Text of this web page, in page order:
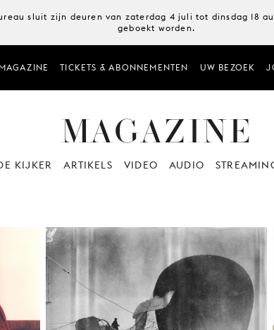
sluit zijn deuren van zaterdag 4 juli tot dinsdag 18
geboekt worden.
MAGAZINE TICKETS & ABONNEMENTEN UW BEZOEK
MAGAZINE
KIJKER ARTIKELS VIDEO AUDIO